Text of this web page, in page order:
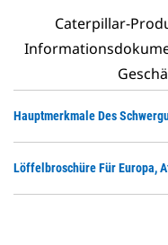
Caterpillar-
Hauptmerkmale Des
Löffelbroschüre Für Europa,